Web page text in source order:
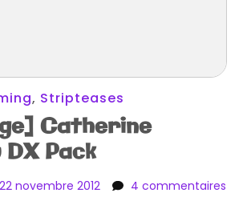
, Stripteases
Catherine
Pack
22 novembre 2012 4 commentaires